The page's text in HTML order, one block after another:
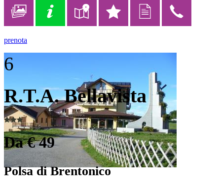
prenota
6
R.T.A. Bellavista
Da € 49
Polsa di Brentonico